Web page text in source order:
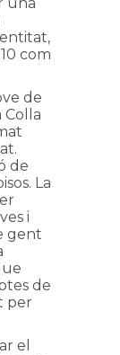
com
de
Colla
de
La
i
gent
de
per
el